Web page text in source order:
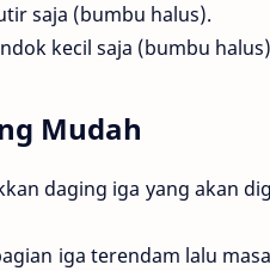
saja (bumbu halus).
kecil saja (bumbu
Mudah
daging iga yang akan
iga terendam lalu